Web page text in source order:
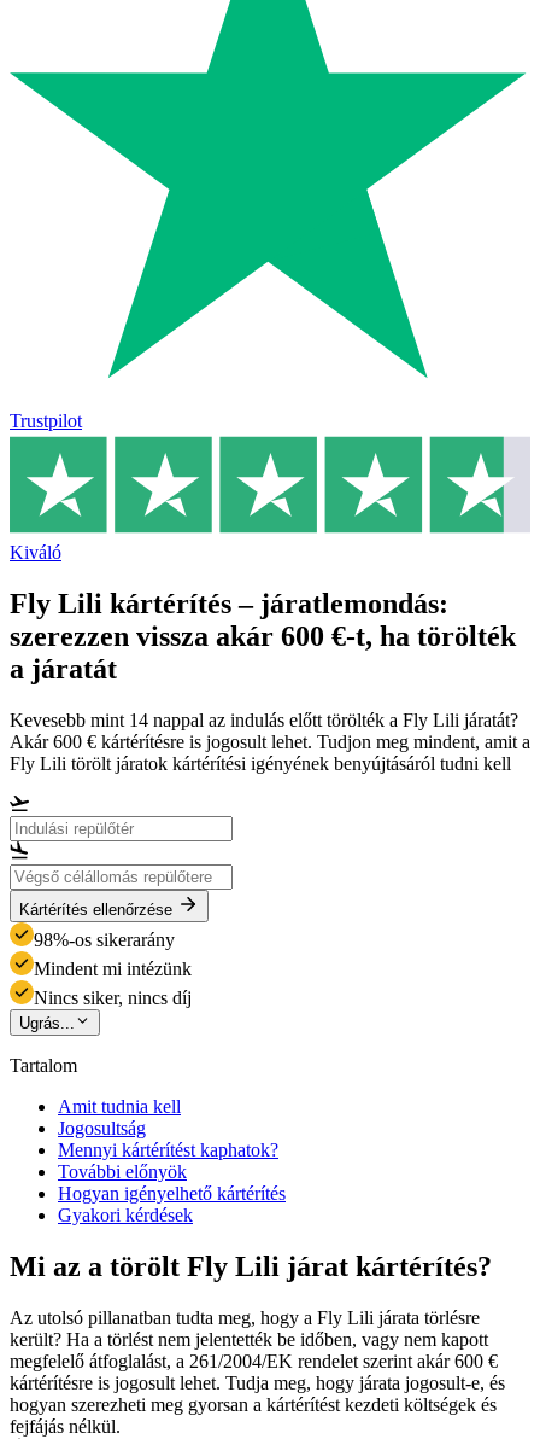
Trustpilot
Kiváló
Fly Lili kártérítés – járatlemondás:
szerezzen vissza akár 600 €-t, ha törölték
a járatát
Kevesebb mint 14 nappal az indulás előtt törölték a Fly Lili járatát?
Akár 600 € kártérítésre is jogosult lehet. Tudjon meg mindent, amit a
Fly Lili törölt járatok kártérítési igényének benyújtásáról tudni kell
Kártérítés ellenőrzése
98%-os sikerarány
Mindent mi intézünk
Nincs siker, nincs díj
Ugrás...
Tartalom
Amit tudnia kell
Jogosultság
Mennyi kártérítést kaphatok?
További előnyök
Hogyan igényelhető kártérítés
Gyakori kérdések
Mi az a törölt Fly Lili járat kártérítés?
Az utolsó pillanatban tudta meg, hogy a Fly Lili járata törlésre
került? Ha a törlést nem jelentették be időben, vagy nem kapott
megfelelő átfoglalást, a 261/2004/EK rendelet szerint akár 600 €
kártérítésre is jogosult lehet. Tudja meg, hogy járata jogosult-e, és
hogyan szerezheti meg gyorsan a kártérítést kezdeti költségek és
fejfájás nélkül.